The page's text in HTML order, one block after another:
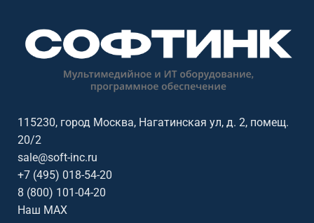
Основные параметры:
разрешение: XGA 1024×768.
115230, город Москва, Нагатинская ул, д. 2, помещ.
20/2
sale@soft-inc.ru
+7 (495) 018-54-20
8 (800) 101-04-20
Наш MAX